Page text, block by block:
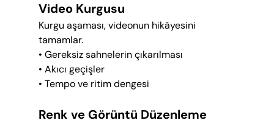
Video Kurgusu
Kurgu aşaması, videonun hikâyesini
tamamlar.
• Gereksiz sahnelerin çıkarılması
• Akıcı geçişler
• Tempo ve ritim dengesi
Renk ve Görüntü Düzenleme